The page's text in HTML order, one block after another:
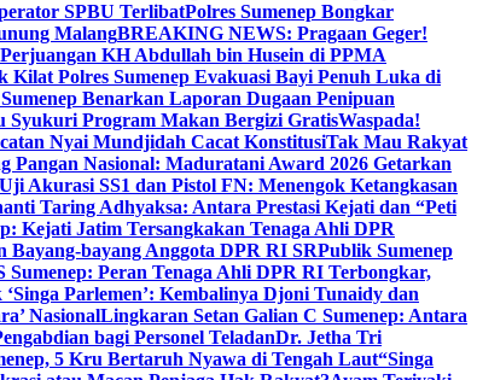
SPBU TerlibatPolres Sumenep Bongkar
MalangBREAKING NEWS: Pragaan Geger!
KH Abdullah bin Husein di PPMA
Polres Sumenep Evakuasi Bayi Penuh Luka di
Benarkan Laporan Dugaan Penipuan
Syukuri Program Makan Bergizi GratisWaspada!
Nyai Mundjidah Cacat KonstitusiTak Mau Rakyat
Nasional: Maduratani Award 2026 Getarkan
Uji Akurasi SS1 dan Pistol FN: Menengok Ketangkasan
Taring Adhyaksa: Antara Prestasi Kejati dan “Peti
Kejati Jatim Tersangkakan Tenaga Ahli DPR
Bayang-bayang Anggota DPR RI SRPublik Sumenep
Sumenep: Peran Tenaga Ahli DPR RI Terbongkar,
Parlemen’: Kembalinya Djoni Tunaidy dan
NasionalLingkaran Setan Galian C Sumenep: Antara
bagi Personel TeladanDr. Jetha Tri
5 Kru Bertaruh Nyawa di Tengah Laut“Singa